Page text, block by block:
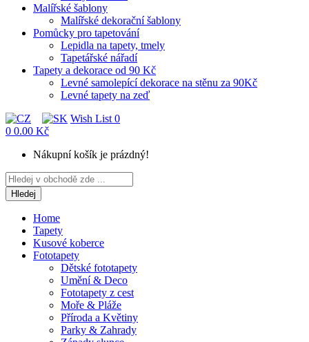
Malířské šablony
Malířské dekorační šablony
Pomůcky pro tapetování
Lepidla na tapety, tmely
Tapetářské nářadí
Tapety a dekorace od 90 Kč
Levné samolepící dekorace na stěnu za 90Kč
Levné tapety na zeď
Wish List 0
0 0.00 Kč
Nákupní košík je prázdný!
Hledej
Home
Tapety
Kusové koberce
Fototapety
Dětské fototapety
Umění & Deco
Fototapety z cest
Moře & Pláže
Příroda a Květiny
Parky & Zahrady